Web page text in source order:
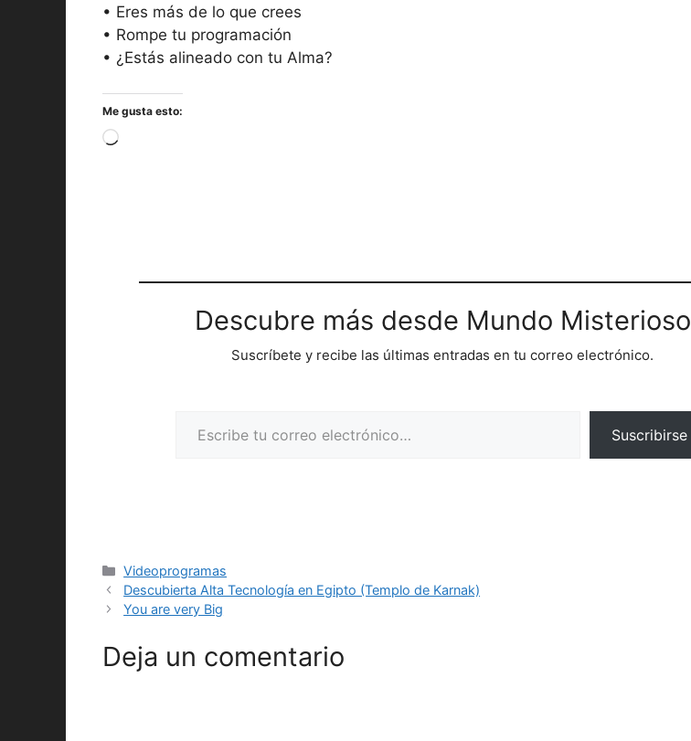
• Eres más de lo que crees
• Rompe tu programación
• ¿Estás alineado con tu Alma?
Me gusta esto:
Cargando...
Descubre más desde Mundo Misterioso
Suscríbete y recibe las últimas entradas en tu correo electrónico.
Suscribirse
Categorías
Videoprogramas
Descubierta Alta Tecnología en Egipto (Templo de Karnak)
You are very Big
Deja un comentario